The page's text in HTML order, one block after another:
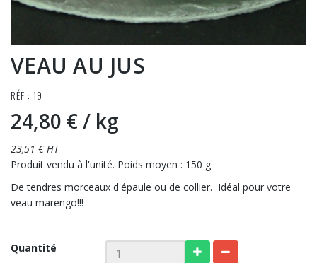
VEAU AU JUS
RÉF : 19
24,80 €/ kg
23,51 € HT
Produit vendu à l'unité. Poids moyen : 150 g
De tendres morceaux d'épaule ou de collier. Idéal pour votre
veau marengo!!!
Quantité